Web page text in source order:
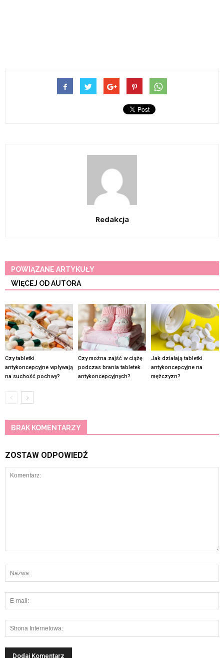
Redakcja
POWIĄZANE ARTYKUŁY
WIĘCEJ OD AUTORA
Czy tabletki
antykoncepcyjne wpływają
na suchość pochwy?
Czy można zajść w ciążę
podczas brania tabletek
antykoncepcyjnych?
Jak działają tabletki
antykoncepcyjne na
mężczyzn?
BRAK KOMENTARZY
ZOSTAW ODPOWIEDŹ